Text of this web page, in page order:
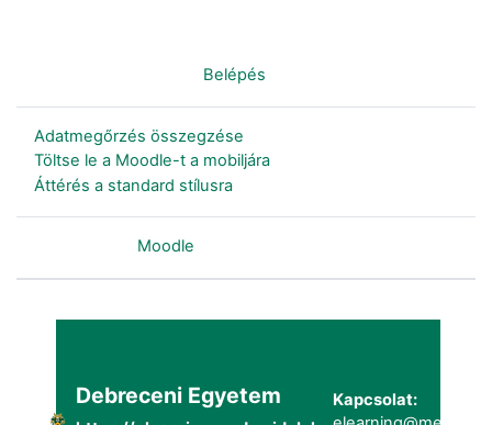
Belépés
Adatmegőrzés összegzése
Töltse le a Moodle-t a mobiljára
Áttérés a standard stílusra
Moodle
Debreceni Egyetem
Kapcsolat: